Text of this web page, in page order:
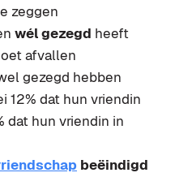
zeggen
wél gezegd heeft
afvallen
gezegd hebben
12% dat hun vriendin
dat hun vriendin in
beëindigd